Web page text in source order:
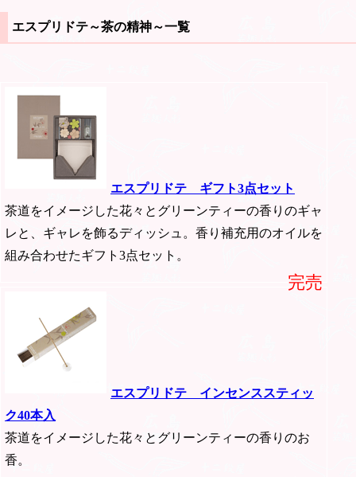
エスプリドテ～茶の精神～一覧
エスプリドテ ギフト3点セット
茶道をイメージした花々とグリーンティーの香りのギャ
レと、ギャレを飾るディッシュ。香り補充用のオイルを
組み合わせたギフト3点セット。
完売
エスプリドテ インセンススティッ
ク40本入
茶道をイメージした花々とグリーンティーの香りのお
香。